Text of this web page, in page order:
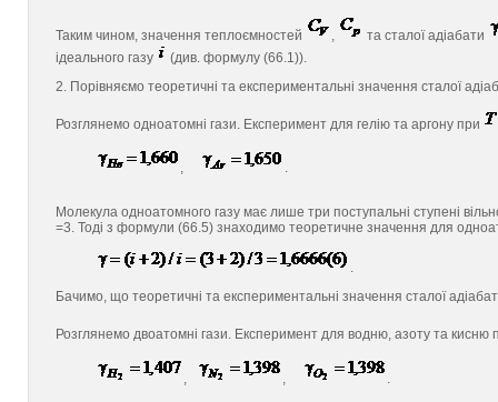
Таким чином, значення теплоємностей ,
та сталої адіабати
ідеального газу
(див. формулу (66.1)).
2. Порівняємо теоретичні та експериментальні значення сталої
Розглянемо одноатомні гази. Експеримент для гелію та аргону при
, .
Молекула одноатомного газу має лише три поступальні ступені
=3. Тоді з формули (66.5) знаходимо теоретичне значення для
.
Бачимо, що теоретичні та експериментальні значення сталої
Розглянемо двоатомні гази. Експеримент для водню, азоту та кисню
, , .